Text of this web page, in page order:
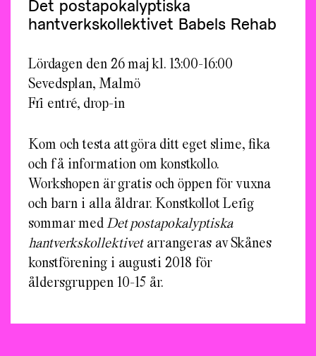
Det postapokalyptiska
hantverkskollektivet Babels Rehab
Lördagen den 26 maj kl. 13:00-16:00
Sevedsplan, Malmö
Fri entré, drop-in
Kom och testa att göra ditt eget slime, fika
och få information om konstkollo.
Workshopen är gratis och öppen för vuxna
och barn i alla åldrar. Konstkollot Lerig
sommar med Det postapokalyptiska
hantverkskollektivetarrangeras av Skånes
konstförening i augusti 2018 för
åldersgruppen 10-15 år.